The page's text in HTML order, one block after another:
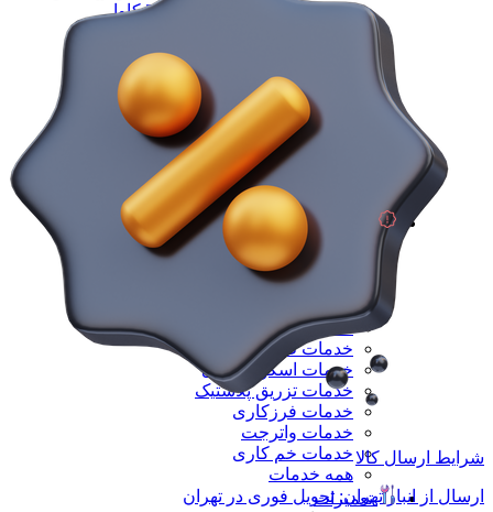
دیزل ژنزاتور 400 کاوا
دیزل ژنزاتور 550 کاوا
دیزل ژنزاتور 1000 کاوا
دیزل ژنزاتور 1100 کاوا
دیزل ژنزاتور 1400 کاوا
همه دیزل ژنراتور
همه ماشین آلات صنعتی
همه محصولات
خدمات
خدمات CNC
خدمات پرینت سه بعدی
خدمات برش لیزر
خدمات تراشکاری
خدمات طراحی قالب
خدمات اسکن 3 بعدی
خدمات تزریق پلاستیک
خدمات فرزکاری
خدمات واترجت
خدمات خم کاری
همه خدمات
تعمیرات
شرایط ارسال کالا
ارسال از انبار تهران: تحویل فوری در تهران